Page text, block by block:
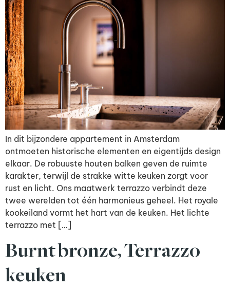
In dit bijzondere appartement in Amsterdam
ontmoeten historische elementen en eigentijds design
elkaar. De robuuste houten balken geven de ruimte
karakter, terwijl de strakke witte keuken zorgt voor
rust en licht. Ons maatwerk terrazzo verbindt deze
twee werelden tot één harmonieus geheel. Het royale
kookeiland vormt het hart van de keuken. Het lichte
terrazzo met […]
Burnt bronze, Terrazzo
keuken